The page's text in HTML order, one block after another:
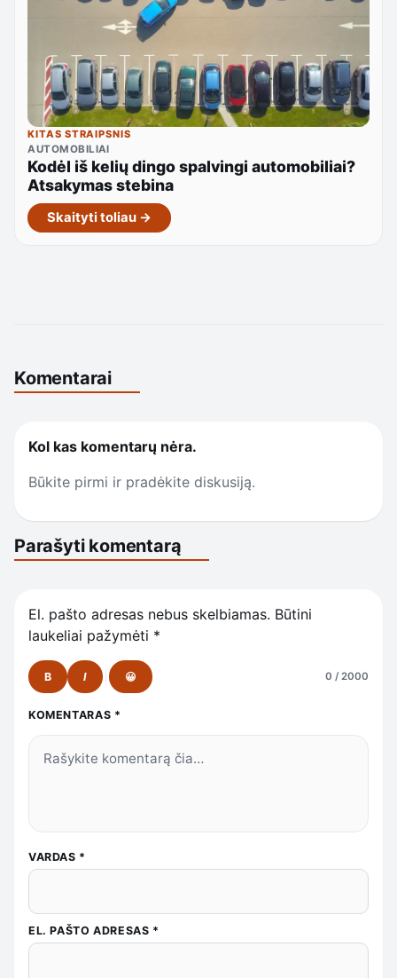
KITAS STRAIPSNIS
AUTOMOBILIAI
Kodėl iš kelių dingo spalvingi automobiliai?
Atsakymas stebina
Skaityti toliau →
Komentarai
Kol kas komentarų nėra.
Būkite pirmi ir pradėkite diskusiją.
Parašyti komentarą
El. pašto adresas nebus skelbiamas. Būtini
laukeliai pažymėti *
B I 😀 0 / 2000
KOMENTARAS *
VARDAS *
EL. PAŠTO ADRESAS *